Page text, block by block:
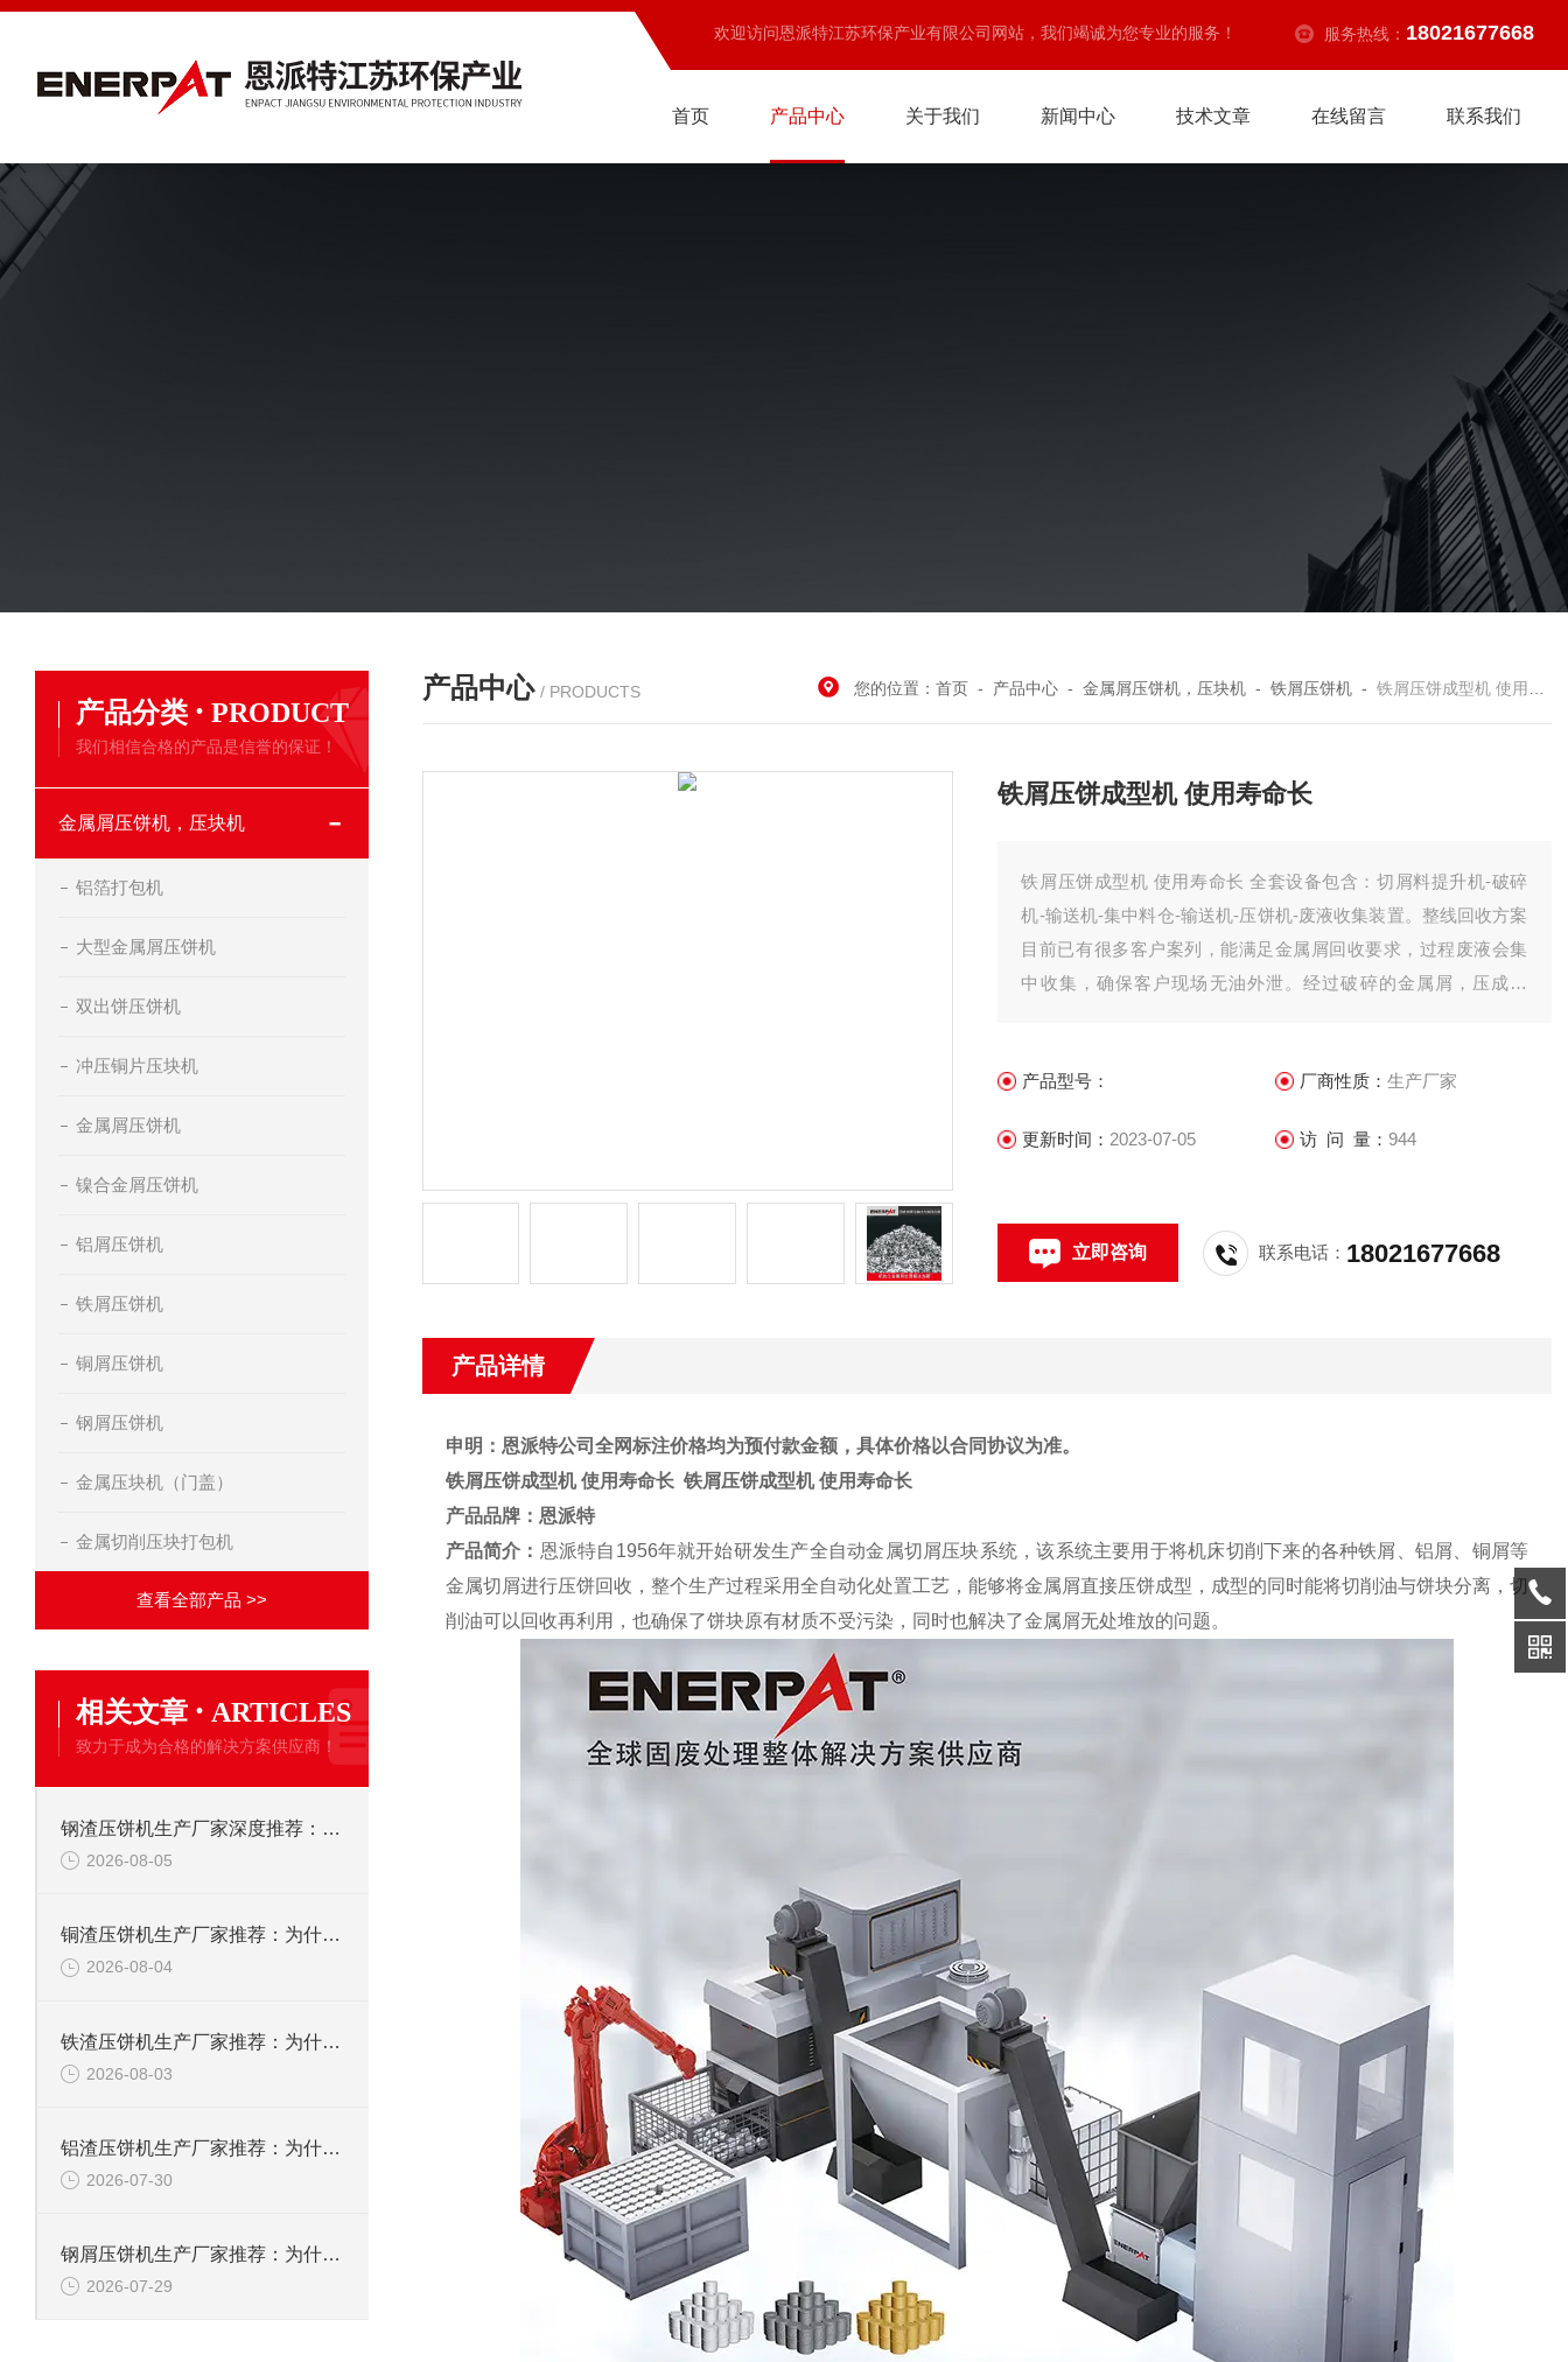
欢迎访问恩派特江苏环保产业有限公司网站，我们竭诚为您专业的服务！ 服务热线： 18021677668
首页 产品中心 关于我们 新闻中心 技术文章 在线留言 联系我们
产品分类 · PRODUCT
我们相信合格的产品是信誉的保证！
金属屑压饼机，压块机
铝箔打包机
大型金属屑压饼机
双出饼压饼机
冲压铜片压块机
金属屑压饼机
镍合金屑压饼机
铝屑压饼机
铁屑压饼机
铜屑压饼机
钢屑压饼机
金属压块机（门盖）
金属切削压块打包机
查看全部产品 >>
相关文章 · ARTICLES
致力于成为合格的解决方案供应商！
钢渣压饼机生产厂家深度推荐：为何恩派特成为高净值产线的优选
2026-08-05
铜渣压饼机生产厂家推荐：为什么恩派特成为众多企业的信赖？
2026-08-04
铁渣压饼机生产厂家推荐：为什么恩派特成为众多企业的优选？
2026-08-03
铝渣压饼机生产厂家推荐：为什么恩派特是值得信赖的选择？
2026-07-30
钢屑压饼机生产厂家推荐：为什么恩派特是您值得信赖的选择？
2026-07-29
产品中心 / PRODUCTS 您的位置：首页 - 产品中心 -金属屑压饼机，压块机 -铁屑压饼机 -铁屑压饼成型机 使用寿命长
铁屑压饼成型机 使用寿命长
铁屑压饼成型机 使用寿命长 全套设备包含：切屑料提升机-破碎
机-输送机-集中料仓-输送机-压饼机-废液收集装置。整线回收方案
目前已有很多客户案列，能满足金属屑回收要求，过程废液会集
中收集，确保客户现场无油外泄。经过破碎的金属屑，压成饼
产品型号： 厂商性质： 生产厂家
更新时间： 2023-07-05 访 问 量： 944
立即咨询 联系电话： 18021677668
产品详情
申明：恩派特公司全网标注价格均为预付款金额，具体价格以合同协议为准。
铁屑压饼成型机 使用寿命长 铁屑压饼成型机 使用寿命长
产品品牌： 恩派特
产品简介： 恩派特自1956年就开始研发生产全自动金属切屑压块系统，该系统主要用于将机床切削下来的各种铁屑、铝屑、铜屑等
金属切屑进行压饼回收，整个生产过程采用全自动化处置工艺，能够将金属屑直接压饼成型，成型的同时能将切削油与饼块分离，切
削油可以回收再利用，也确保了饼块原有材质不受污染，同时也解决了金属屑无处堆放的问题。